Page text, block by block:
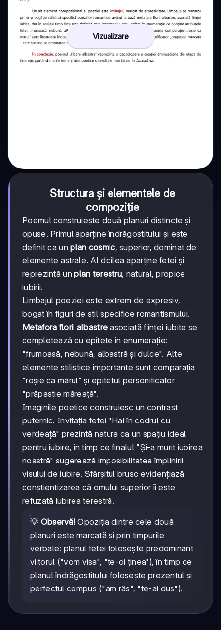
Vizualizare
Structura și elementele de
compoziție
Poemul construiește două planuri distincte și
opuse. Primul aparține îndrăgostitului și este
definit ca unplan cosmic, superior, dominat de
elemente astrale. Al doilea aparține fetei și
reprezintă unplan terestru, natural, propice
iubirii.
Limbajul poeziei este extrem de expresiv,
bogat în figuri de stil specifice romantismului.
Metafora florii albastre asociată ființei iubite se
completează cu epitete în enumerație:
"frumoasă, nebună, albastră și dulce". Alte
elemente stilistice importante sunt comparația
"roșie ca mărul" și epitetul personificator
"prăpastie măreață".
Imaginile poetice construiesc un contrast
puternic. Invitația fetei "Hai în codrul cu
verdeață" prezintă natura ca un spațiu ideal
pentru iubire, în timp ce finalul "Și-a murit iubirea
noastră" sugerează imposibilitatea împlinirii
visului de iubire. Sfârșitul brusc evidențiază
conștientizarea că omului superior îi este
refuzată iubirea terestră.
💡 Observă! Opoziția dintre cele două
planuri este marcată și prin timpurile
verbale: planul fetei folosește predominant
viitorul ("vom visa", "te-oi ținea"), în timp ce
planul îndrăgostitului folosește prezentul și
perfectul compus ("am râs", "te-ai dus").